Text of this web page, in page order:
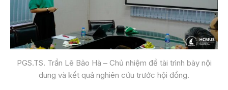
PGS.TS. Trần Lê Bảo Hà – Chủ nhiệm đề tài trình bày nội
dung và kết quả nghiên cứu trước hội đồng.